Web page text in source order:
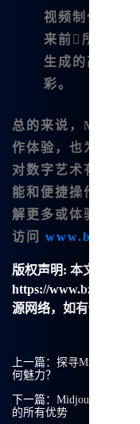
视频制作
：全
来前所未有
生成的高质量
彩。
总的来说，
作体验，也为我提
对数字艺术有兴趣
能和便捷操作将为
解更多或体验
访问 www.bzu.cn
版权声明: 本文由【B
https://www.bzu.cn/
源网络，如有侵权请
上一篇： 探寻Midjourney
何魅力？
下一篇： Midjourney中文
的所有优势